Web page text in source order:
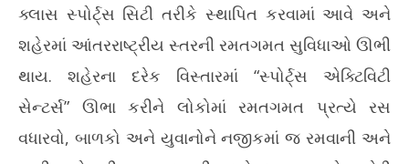
ક્લાસ સ્પોર્ટ્સ સિટી તરીકે સ્થાપિત કરવામાં આવે અને
શહેરમાં આંતરરાષ્ટ્રીય સ્તરની રમતગમત સુવિધાઓ ઊભી
થાય. શહેરના દરેક વિસ્તારમાં “સ્પોર્ટ્સ એક્ટિવિટી
સેન્ટર્સ” ઊભા કરીને લોકોમાં રમતગમત પ્રત્યે રસ
વધારવો, બાળકો અને યુવાનોને નજીકમાં જ રમવાની અને